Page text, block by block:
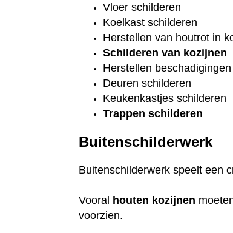
Vloer schilderen
Koelkast schilderen
Herstellen van houtrot in
Schilderen van kozijnen
Herstellen
Deuren schilderen
Keukenkastjes schilderen
Trappen schilderen
Buitenschilderwerk
Buitenschilderwerk speelt een
Vooral houten kozijnen
voorzien.